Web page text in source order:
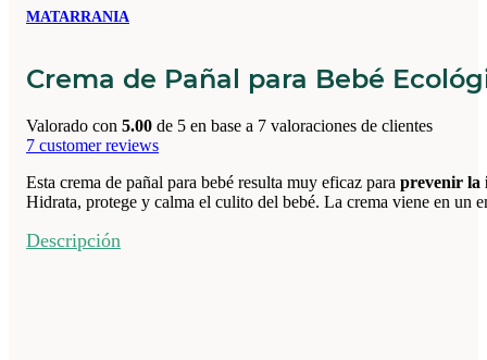
MATARRANIA
Crema de Pañal para Bebé
Valorado con 5.00 de 5 en base a 7 valoraciones de clientes
7 customer reviews
Esta crema de pañal para bebé resulta muy eficaz para prevenir la
Hidrata, protege y calma el culito del bebé. La crema viene en un
Descripción